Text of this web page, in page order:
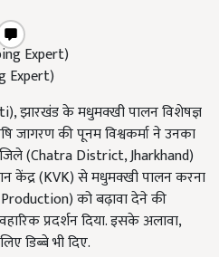
Expert)
झारखंड के मधुमक्खी पालन विशेषज्ञ
जागरण की पूनम विश्वकर्मा ने उनका
(Chatra District, Jharkhand)
केंद्र (KVK) से मधुमक्खी पालन करना
को बढ़ावा देने की
प्रदर्शन दिया. इसके अलावा,
डिब्बे भी दिए.